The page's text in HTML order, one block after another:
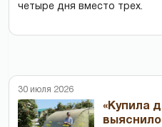
четыре дня вместо трех.
30 июля 2026
«Купила